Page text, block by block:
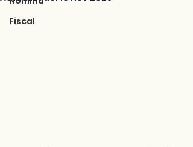
Fiscal